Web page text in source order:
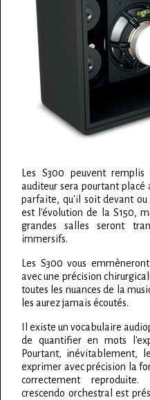
Les S300 peuvent
auditeur sera pourtant placé
parfaite, qu'il soit devant
est l'évolution de la S150,
grandes salles seront
immersifs.
Les S300 vous
avec une précision
toutes les nuances de la
les aurez jamais écoutés.
Il existe un vocabulaire
de quantifier en mots
Pourtant, inévitablement,
exprimer avec précision la
correctement reproduite.
crescendo orchestral est